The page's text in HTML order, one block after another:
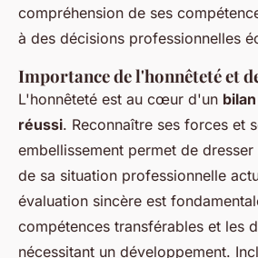
compréhension de ses
à des décisions professionnelles
Importance de l'honnêteté et
L'honnêteté est au cœur d'un
réussi. Reconnaître ses forces et
embellissement permet de
de sa situation professionnelle
évaluation sincère est
compétences transférables et les
nécessitant un développement.